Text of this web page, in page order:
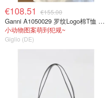
€108.51 €155.00
Ganni A1050029 罗纹Logo棉T恤 白色
小动物图案萌到犯规~
Giglio (DE)